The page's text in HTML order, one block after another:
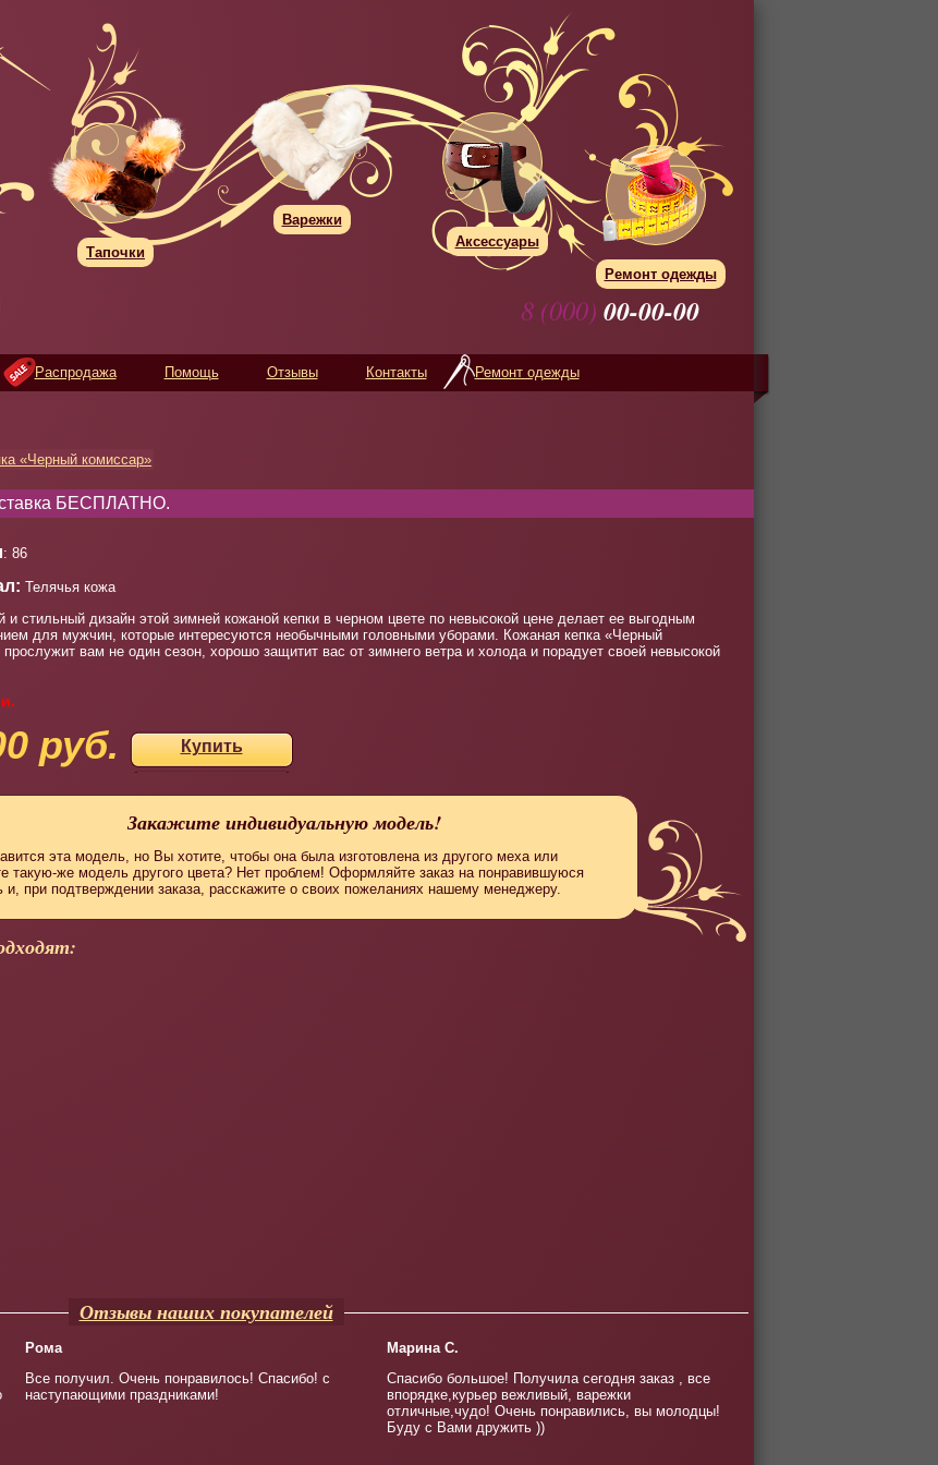
Тапочки
Варежки
Аксессуары
Ремонт одежды
8 (000) 00-00-00
Распродажа Помощь Отзывы Контакты Ремонт одежды
«Черный комиссар»
БЕСПЛАТНО.
: 86
Телячья кожа
и стильный дизайн этой зимней кожаной кепки в черном цвете по невысокой цене делает ее выгодным
для мужчин, которые интересуются необычными головными уборами. Кожаная кепка «Черный
прослужит вам не один сезон, хорошо защитит вас от зимнего ветра и холода и порадует своей невысокой
руб. Купить
Закажите индивидуальную модель!
эта модель, но Вы хотите, чтобы она была изготовлена из другого меха или
такую-же модель другого цвета? Нет проблем! Оформляйте заказ на понравившуюся
и, при подтверждении заказа, расскажите о своих пожеланиях нашему менеджеру.
Отзывы наших покупателей
Рома
Все получил. Очень понравилось! Спасибо! с
наступающими праздниками!
Марина С.
Спасибо большое! Получила сегодня заказ , все
впорядке,курьер вежливый, варежки
отличные,чудо! Очень понравились, вы молодцы!
Буду с Вами дружить ))